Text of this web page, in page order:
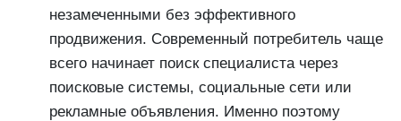
незамеченными без эффективного
продвижения. Современный потребитель чаще
всего начинает поиск специалиста через
поисковые системы, социальные сети или
рекламные объявления. Именно поэтому